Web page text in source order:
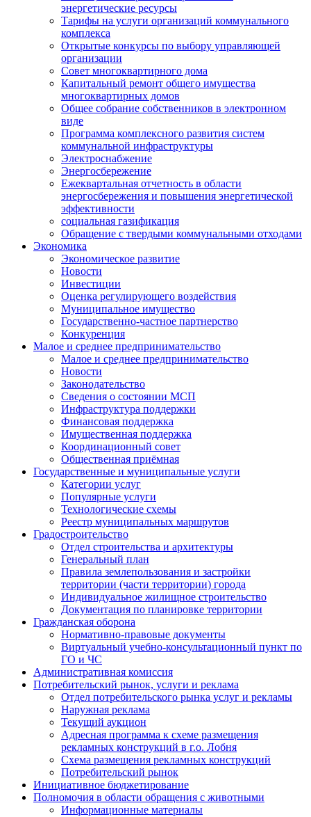
энергетические ресурсы
Тарифы на услуги организаций коммунального
комплекса
Открытые конкурсы по выбору управляющей
организации
Совет многоквартирного дома
Капитальный ремонт общего имущества
многоквартирных домов
Общее собрание собственников в электронном
виде
Программа комплексного развития систем
коммунальной инфраструктуры
Электроснабжение
Энергосбережение
Ежеквартальная отчетность в области
энергосбережения и повышения энергетической
эффективности
социальная газификация
Обращение с твердыми коммунальными отходами
Экономика
Экономическое развитие
Новости
Инвестиции
Оценка регулирующего воздействия
Муниципальное имущество
Государственно-частное партнерство
Конкуренция
Малое и среднее предпринимательство
Малое и среднее предпринимательство
Новости
Законодательство
Сведения о состоянии МСП
Инфраструктура поддержки
Финансовая поддержка
Имущественная поддержка
Координационный совет
Общественная приёмная
Государственные и муниципальные услуги
Категории услуг
Популярные услуги
Технологические схемы
Реестр муниципальных маршрутов
Градостроительство
Отдел строительства и архитектуры
Генеральный план
Правила землепользования и застройки
территории (части территории) города
Индивидуальное жилищное строительство
Документация по планировке территории
Гражданская оборона
Н​ормативно-правовые документы
Виртуальный учебно-консультационный пункт по
ГО и ЧС
Административная комиссия
Потребительский рынок, услуги и реклама
Отдел потребительского рынка услуг и рекламы
Наружная реклама
Текущий аукцион
Адресная программа к схеме размещения
рекламных конструкций в г.о. Лобня
Схема размещения рекламных конструкций
Потребительский рынок
Инициативное бюджетирование
Полномочия в области обращения с животными
Информационные материалы